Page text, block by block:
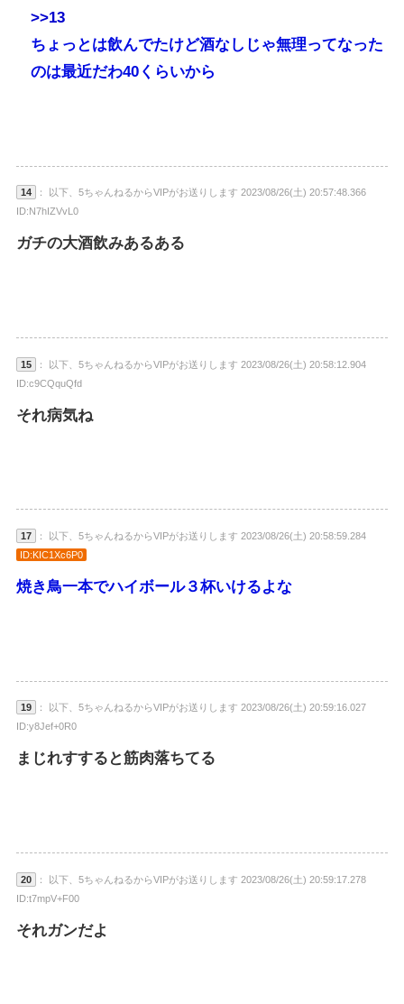
>>13
ちょっとは飲んでたけど酒なしじゃ無理ってなった
のは最近だわ40くらいから
14
： 以下、5ちゃんねるからVIPがお送りします 2023/08/26(土) 20:57:48.366
ID:N7hIZVvL0
ガチの大酒飲みあるある
15
： 以下、5ちゃんねるからVIPがお送りします 2023/08/26(土) 20:58:12.904
ID:c9CQquQfd
それ病気ね
17
： 以下、5ちゃんねるからVIPがお送りします 2023/08/26(土) 20:58:59.284
ID:KIC1Xc6P0
焼き鳥一本でハイボール３杯いけるよな
19
： 以下、5ちゃんねるからVIPがお送りします 2023/08/26(土) 20:59:16.027
ID:y8Jef+0R0
まじれすすると筋肉落ちてる
20
： 以下、5ちゃんねるからVIPがお送りします 2023/08/26(土) 20:59:17.278
ID:t7mpV+F00
それガンだよ